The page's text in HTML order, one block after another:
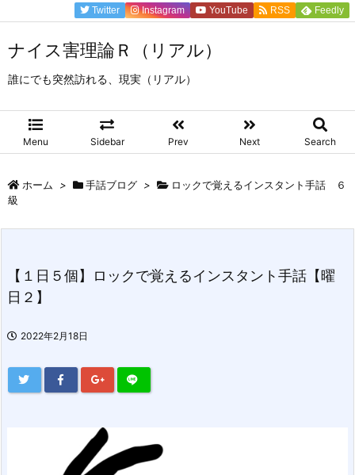
ナイス害理論Ｒ（リアル）
誰にでも突然訪れる、現実（リアル）
Menu Sidebar Prev Next Search
Twitter Instagram YouTube RSS Feedly
ホーム > 手話ブログ >
ロックで覚えるインスタント手話 ６
級
【１日５個】ロックで覚えるインスタント手話【曜
日２】
2022年2月18日